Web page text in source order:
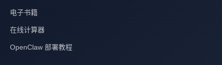
电子书籍
在线计算器
OpenClaw 部署教程